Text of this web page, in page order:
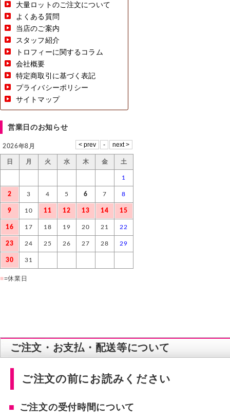
大量ロットのご注文について
よくある質問
当店のご案内
スタッフ紹介
トロフィーに関するコラム
会社概要
特定商取引に基づく表記
プライバシーポリシー
サイトマップ
営業日のお知らせ
2026年8月
日 月 火 水 木 金 土
1
2 3 4 5 6 7 8
9 10 11 12 13 14 15
16 17 18 19 20 21 22
23 24 25 26 27 28 29
30 31
■=休業日
ご注文・お支払・配送等について
ご注文の前にお読みください
ご注文の受付時間について